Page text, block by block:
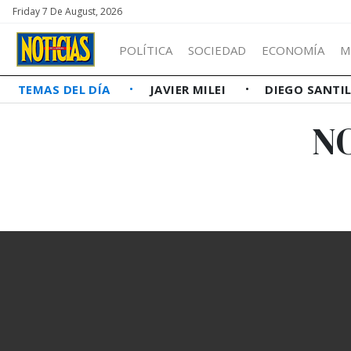
Friday 7 De August, 2026
POLÍTICA SOCIEDAD ECONOMÍA
TEMAS DEL DÍA JAVIER MILEI DIEGO